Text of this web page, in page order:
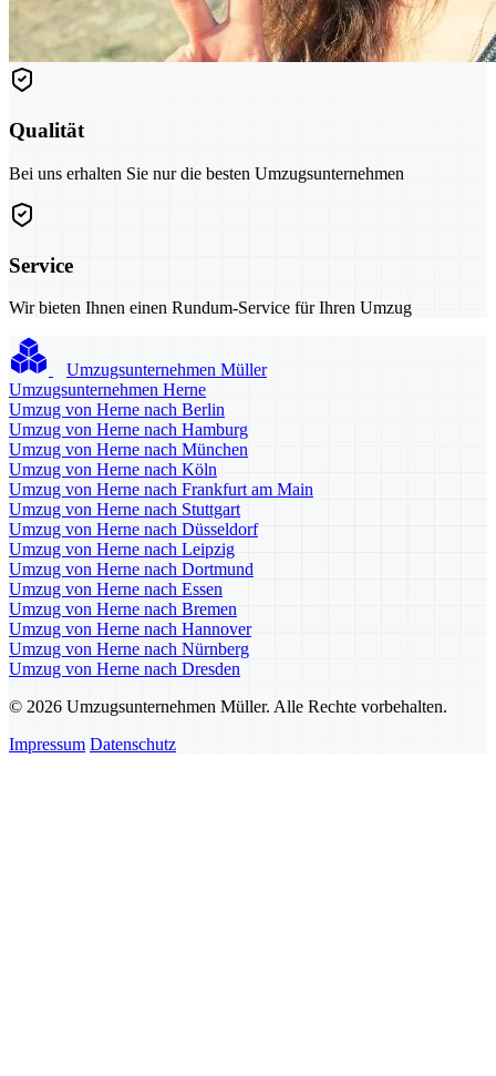
Qualität
Bei uns erhalten Sie nur die besten Umzugsunternehmen
Service
Wir bieten Ihnen einen Rundum-Service für Ihren Umzug
Umzugsunternehmen Müller
Umzugsunternehmen Herne
Umzug von Herne nach Berlin
Umzug von Herne nach Hamburg
Umzug von Herne nach München
Umzug von Herne nach Köln
Umzug von Herne nach Frankfurt am Main
Umzug von Herne nach Stuttgart
Umzug von Herne nach Düsseldorf
Umzug von Herne nach Leipzig
Umzug von Herne nach Dortmund
Umzug von Herne nach Essen
Umzug von Herne nach Bremen
Umzug von Herne nach Hannover
Umzug von Herne nach Nürnberg
Umzug von Herne nach Dresden
© 2026 Umzugsunternehmen Müller. Alle Rechte vorbehalten.
Impressum Datenschutz